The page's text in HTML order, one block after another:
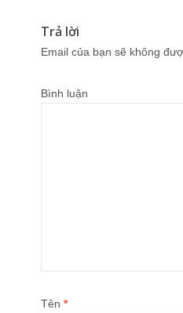
Trả lời
Email của bạn sẽ không
Bình luận
Tên *